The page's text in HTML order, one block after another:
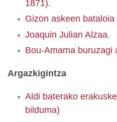
1871).
Gizon askeen bataloia
Joaquin Julian Alzaa.
Bou-Amama buruzagi
Argazkigintza
Aldi baterako
bilduma)